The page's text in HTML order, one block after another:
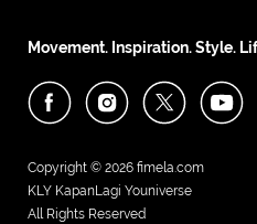
Movement. Inspiration. Style.
Copyright © 2026 fimela.com
KLY KapanLagi Youniverse
All Rights Reserved